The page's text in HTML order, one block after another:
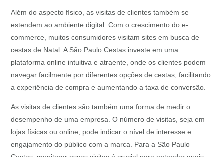
Além do aspecto físico, as visitas de clientes também se
estendem ao ambiente digital. Com o crescimento do e-
commerce, muitos consumidores visitam sites em busca de
cestas de Natal. A São Paulo Cestas investe em uma
plataforma online intuitiva e atraente, onde os clientes podem
navegar facilmente por diferentes opções de cestas, facilitando
a experiência de compra e aumentando a taxa de conversão.
As visitas de clientes são também uma forma de medir o
desempenho de uma empresa. O número de visitas, seja em
lojas físicas ou online, pode indicar o nível de interesse e
engajamento do público com a marca. Para a São Paulo